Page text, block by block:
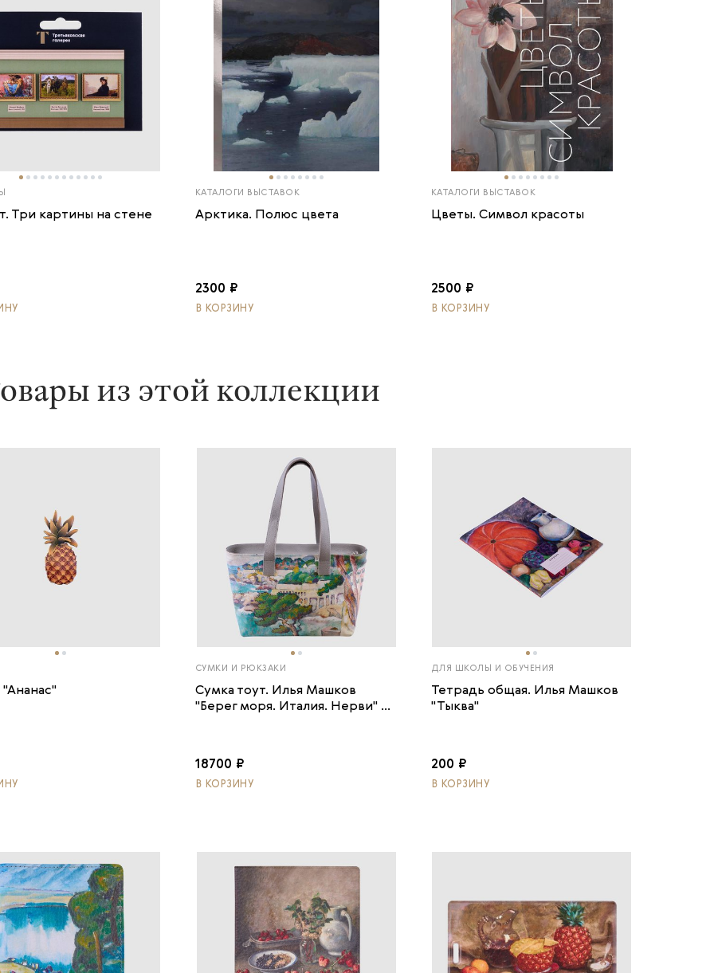
Три картины на стене
КАТАЛОГИ ВЫСТАВОК
Арктика. Полюс цвета
2300 ₽
В КОРЗИНУ
КАТАЛОГИ ВЫСТАВОК
Цветы. Символ красоты
2500 ₽
В КОРЗИНУ
из этой коллекции
СУМКИ И РЮКЗАКИ
Сумка тоут. Илья Машков
"Берег моря. Италия. Нерви" ...
18700 ₽
В КОРЗИНУ
ДЛЯ ШКОЛЫ И ОБУЧЕНИЯ
Тетрадь общая. Илья Машков
"Тыква"
200 ₽
В КОРЗИНУ